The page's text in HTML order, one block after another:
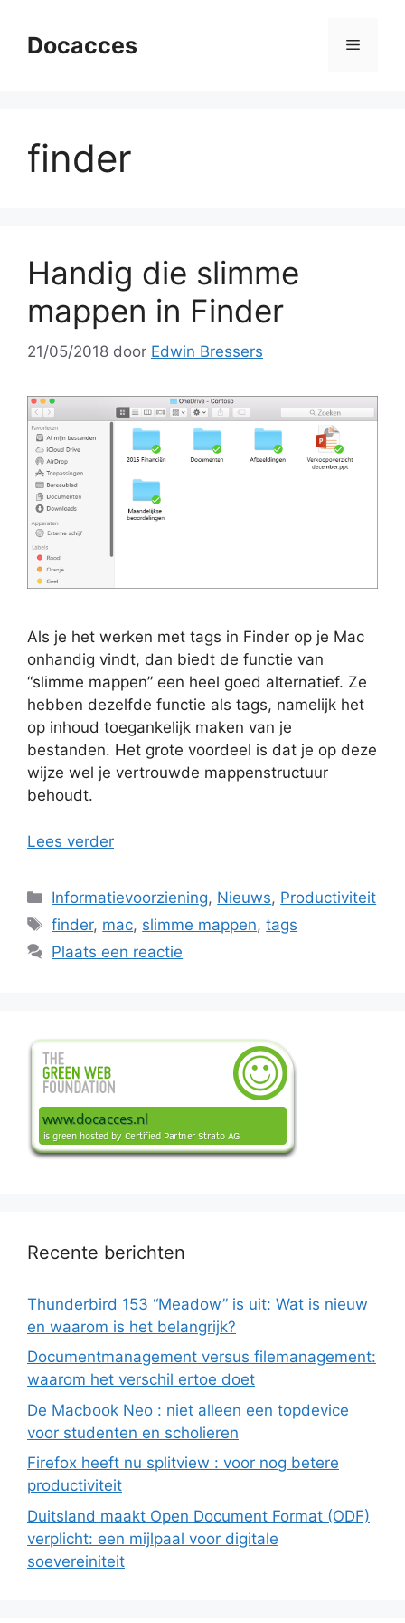
naarDocacces Menu
finder
Handig die slimme
mappen in Finder
21/05/2018 door Edwin Bressers
Als je het werken met tags in Finder op je Mac
onhandig vindt, dan biedt de functie van
“slimme mappen” een heel goed alternatief. Ze
hebben dezelfde functie als tags, namelijk het
op inhoud toegankelijk maken van je
bestanden. Het grote voordeel is dat je op deze
wijze wel je vertrouwde mappenstructuur
behoudt.
Lees verder
Categorieën
Informatievoorziening, Nieuws, Productiviteit
Tags
finder, mac, slimme mappen,tags
Plaats een reactie
Recente berichten
Thunderbird 153 “Meadow” is uit: Wat is nieuw
en waarom is het belangrijk?
Documentmanagement versus filemanagement:
waarom het verschil ertoe doet
De Macbook Neo : niet alleen een topdevice
voor studenten en scholieren
Firefox heeft nu splitview : voor nog betere
productiviteit
Duitsland maakt Open Document Format (ODF)
verplicht: een mijlpaal voor digitale
soevereiniteit